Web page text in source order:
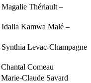
Magalie Thériault –
Idalia Kamwa Malé –
Synthia Levac-Champagne
Chantal Comeau
Marie-Claude Savard